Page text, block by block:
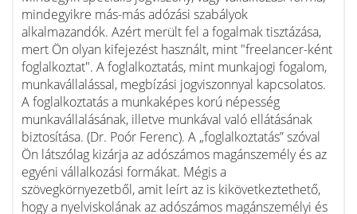
mindegyikre más-más adózási szabályok
alkalmazandók. Azért merült fel a fogalmak tisztázása,
mert Ön olyan kifejezést használt, mint "freelancer-ként
foglalkoztat". A foglalkoztatás, mint munkajogi fogalom,
munkavállalással, megbízási jogviszonnyal kapcsolatos.
A foglalkoztatás a munkaképes korú népesség
munkavállalásának, illetve munkával való ellátásának
biztosítása. (Dr. Poór Ferenc). A „foglalkoztatás” szóval
Ön látszólag kizárja az adószámos magánszemély és az
egyéni vállalkozási formákat. Mégis a
szövegkörnyezetből, amit leírt az is kikövetkeztethető,
hogy a nyelviskolának az adószámos magánszemélyi és